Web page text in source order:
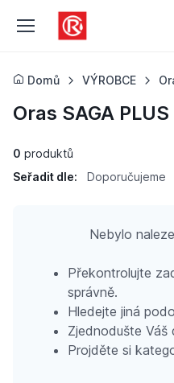
Domů VÝROBCE
Oras SAGA PLUS
0 produktů
Seřadit dle:
Doporučujeme
Nebylo
Překontrolujte
správně.
Hledejte jiná
Zjednodušte Váš
Projděte si